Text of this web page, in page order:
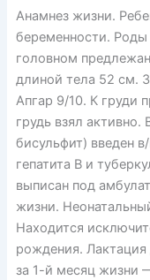
Анамнез жизни.
беременности. Роды
головном
длиной тела 52 см.
Апгар 9/10. К груди
грудь взял
бисульфит) введен
гепатита В и
выписан под
жизни.
Находится
рождения. Лактация
за 1-й месяц жизни